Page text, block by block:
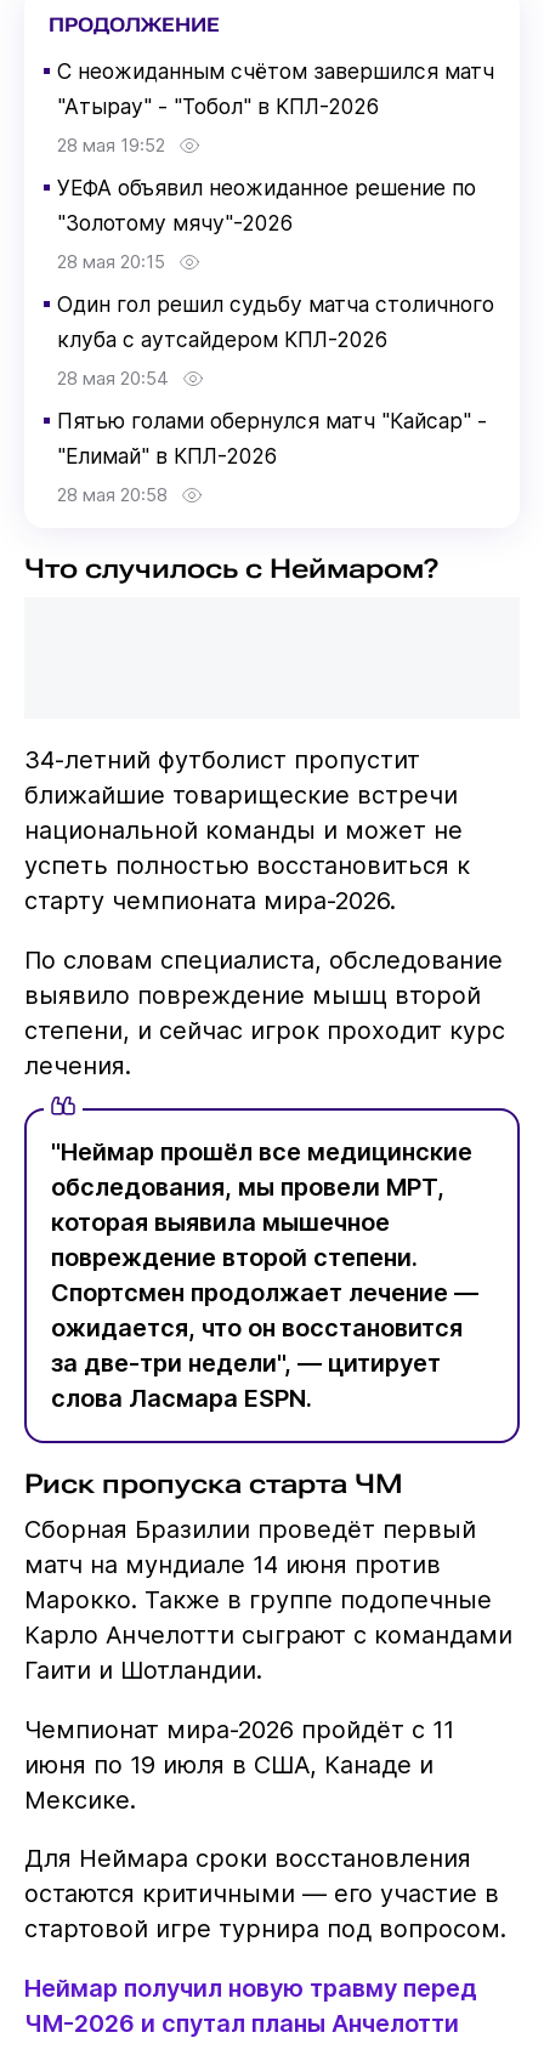
ПРОДОЛЖЕНИЕ
▪ С неожиданным счётом завершился матч
"Атырау" - "Тобол" в КПЛ-2026
28 мая 19:52
▪ УЕФА объявил неожиданное решение по
"Золотому мячу"-2026
28 мая 20:15
▪ Один гол решил судьбу матча столичного
клуба с аутсайдером КПЛ-2026
28 мая 20:54
▪ Пятью голами обернулся матч "Кайсар" -
"Елимай" в КПЛ-2026
28 мая 20:58
Что случилось с Неймаром?
34-летний футболист пропустит
ближайшие товарищеские встречи
национальной команды и может не
успеть полностью восстановиться к
старту чемпионата мира-2026.
По словам специалиста, обследование
выявило повреждение мышц второй
степени, и сейчас игрок проходит курс
лечения.
"Неймар прошёл все медицинские
обследования, мы провели МРТ,
которая выявила мышечное
повреждение второй степени.
Спортсмен продолжает лечение —
ожидается, что он восстановится
за две-три недели", — цитирует
слова Ласмара ESPN.
Риск пропуска старта ЧМ
Сборная Бразилии проведёт первый
матч на мундиале 14 июня против
Марокко. Также в группе подопечные
Карло Анчелотти сыграют с командами
Гаити и Шотландии.
Чемпионат мира-2026 пройдёт с 11
июня по 19 июля в США, Канаде и
Мексике.
Для Неймара сроки восстановления
остаются критичными — его участие в
стартовой игре турнира под вопросом.
Неймар получил новую травму перед
ЧМ-2026 и спутал планы Анчелотти